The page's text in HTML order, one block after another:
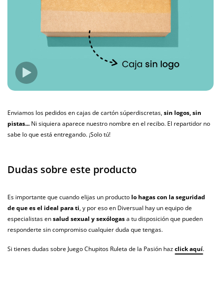
Enviamos los pedidos en cajas de cartón súperdiscretas,sin logos, sin
pistas... Ni siquiera aparece nuestro nombre en el recibo. El repartidor no
sabe lo que está entregando. ¡Solo tú!
Dudas sobre este producto
Es importante que cuando elijas un producto lo hagas con la seguridad
de que es el ideal para ti, y por eso en Diversual hay un equipo de
especialistas ensalud sexual y sexólogasa tu disposición que pueden
responderte sin compromiso cualquier duda que tengas.
Si tienes dudas sobre Juego Chupitos Ruleta de la Pasión hazclick aquí.